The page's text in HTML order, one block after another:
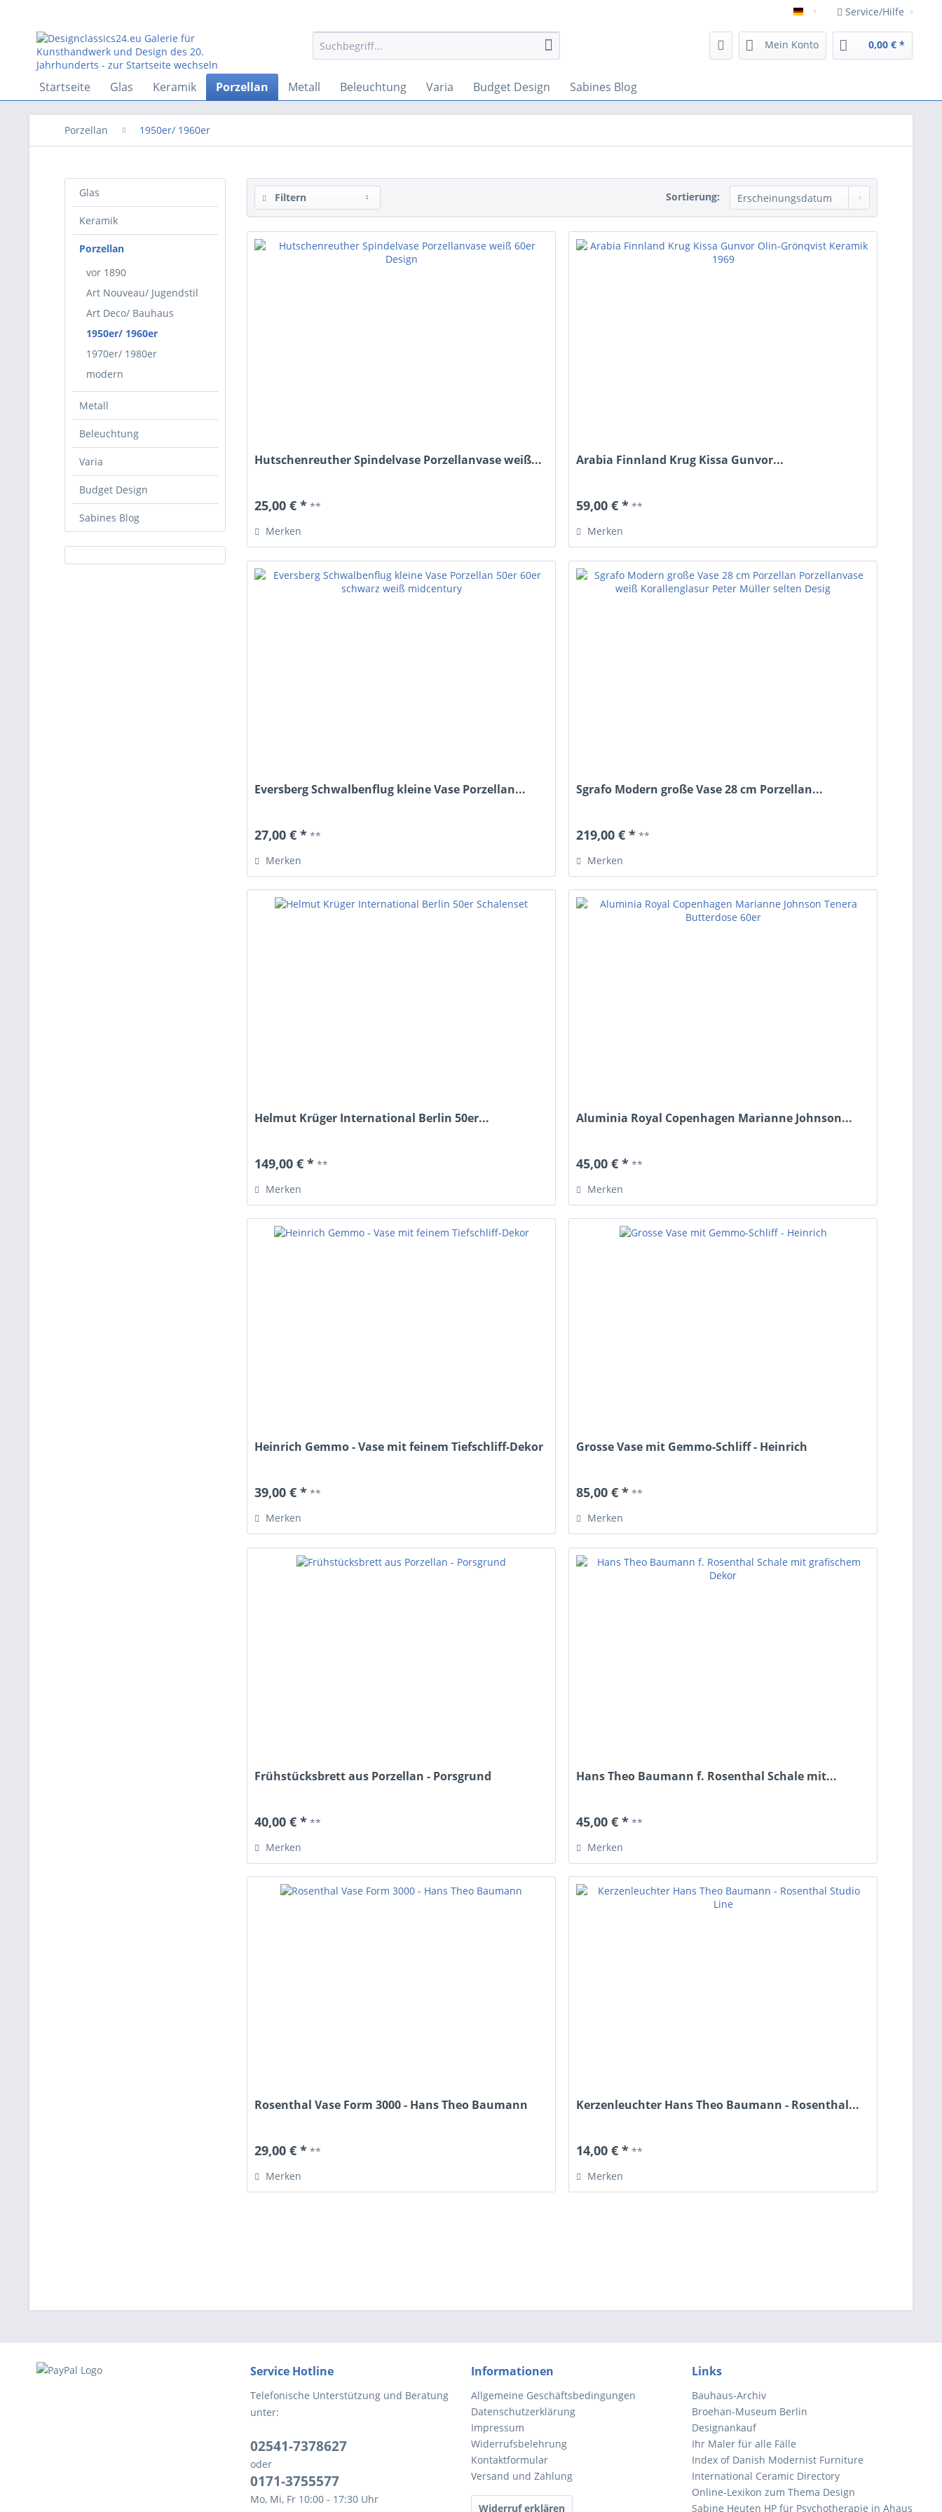
Deutsch Service/Hilfe
Mein Konto 0,00 € *
Startseite Glas Keramik Porzellan Metall Beleuchtung Varia Budget Design Sabines Blog
Porzellan 1950er/ 1960er
Glas
Keramik
Porzellan
vor 1890
Art Nouveau/ Jugendstil
Art Deco/ Bauhaus
1950er/ 1960er
1970er/ 1980er
modern
Metall
Beleuchtung
Varia
Budget Design
Sabines Blog
Filtern Sortierung:
Hutschenreuther Spindelvase Porzellanvase weiß...
25,00 € * **
Merken
Arabia Finnland Krug Kissa Gunvor...
59,00 € * **
Merken
Eversberg Schwalbenflug kleine Vase Porzellan...
27,00 € * **
Merken
Sgrafo Modern große Vase 28 cm Porzellan...
219,00 € * **
Merken
Helmut Krüger International Berlin 50er...
149,00 € * **
Merken
Aluminia Royal Copenhagen Marianne Johnson...
45,00 € * **
Merken
Heinrich Gemmo - Vase mit feinem Tiefschliff-Dekor
39,00 € * **
Merken
Grosse Vase mit Gemmo-Schliff - Heinrich
85,00 € * **
Merken
Frühstücksbrett aus Porzellan - Porsgrund
40,00 € * **
Merken
Hans Theo Baumann f. Rosenthal Schale mit...
45,00 € * **
Merken
Rosenthal Vase Form 3000 - Hans Theo Baumann
29,00 € * **
Merken
Kerzenleuchter Hans Theo Baumann - Rosenthal...
14,00 € * **
Merken
Service Hotline
Telefonische Unterstützung und Beratung
unter:
02541-7378627
oder
0171-3755577
Mo, Mi, Fr 10:00 - 17:30 Uhr
Informationen
Allgemeine Geschäftsbedingungen
Datenschutzerklärung
Impressum
Widerrufsbelehrung
Kontaktformular
Versand und Zahlung
Widerruf erklären
Links
Bauhaus-Archiv
Broehan-Museum Berlin
Designankauf
Ihr Maler für alle Fälle
Index of Danish Modernist Furniture
International Ceramic Directory
Online-Lexikon zum Thema Design
Sabine Heuten HP für Psychotherapie in Ahaus